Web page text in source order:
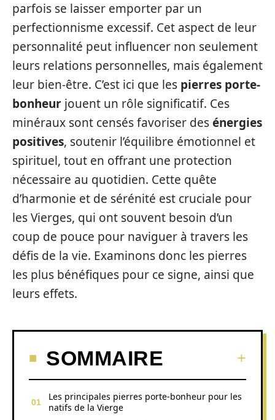
parfois se laisser emporter par un
perfectionnisme excessif. Cet aspect de leur
personnalité peut influencer non seulement
leurs relations personnelles, mais également
leur bien-être. C’est ici que les pierres porte-
bonheur jouent un rôle significatif. Ces
minéraux sont censés favoriser desénergies
positives, soutenir l’équilibre émotionnel et
spirituel, tout en offrant une protection
nécessaire au quotidien. Cette quête
d’harmonie et de sérénité est cruciale pour
les Vierges, qui ont souvent besoin d’un
coup de pouce pour naviguer à travers les
défis de la vie. Examinons donc les pierres
les plus bénéfiques pour ce signe, ainsi que
leurs effets.
SOMMAIRE
Les principales pierres porte-bonheur pour les
natifs de la Vierge